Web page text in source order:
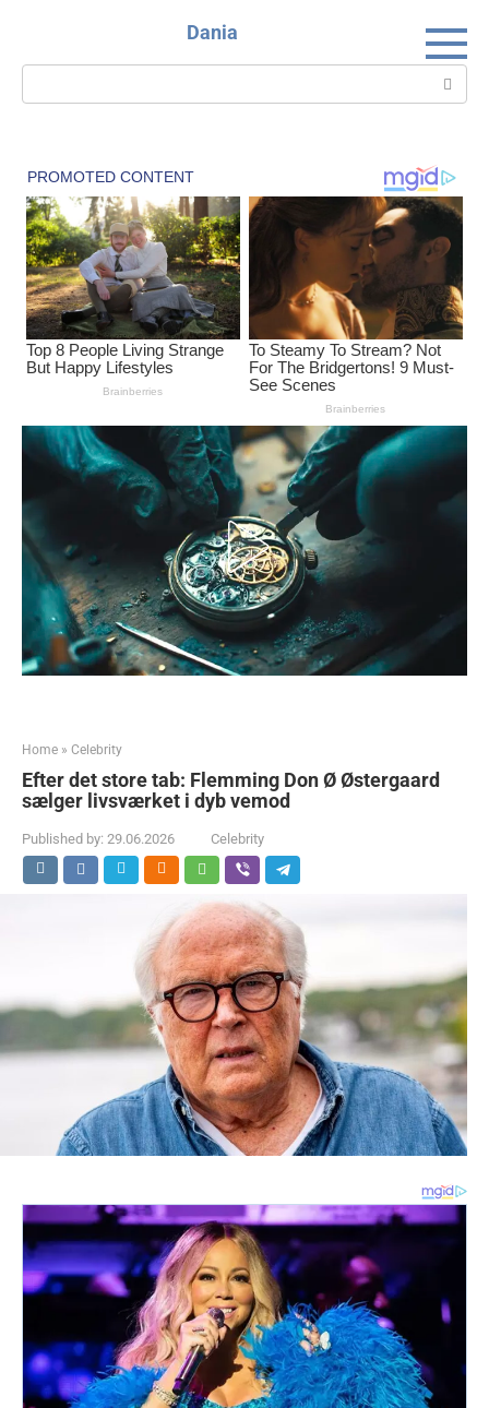
Dania
Search:
Home » Celebrity
Efter det store tab: Flemming Don Ø Østergaard
sælger livsværket i dyb vemod
Published by: 29.06.2026 Celebrity